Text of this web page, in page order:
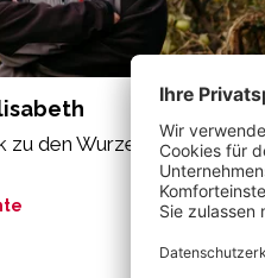
zu den Wurzeln mit Äpfeln